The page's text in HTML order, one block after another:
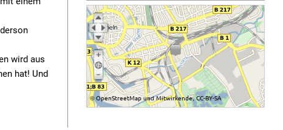
wird aus
hat! Und
©OpenStreetMapundMitwirkende,CC-BY-SA